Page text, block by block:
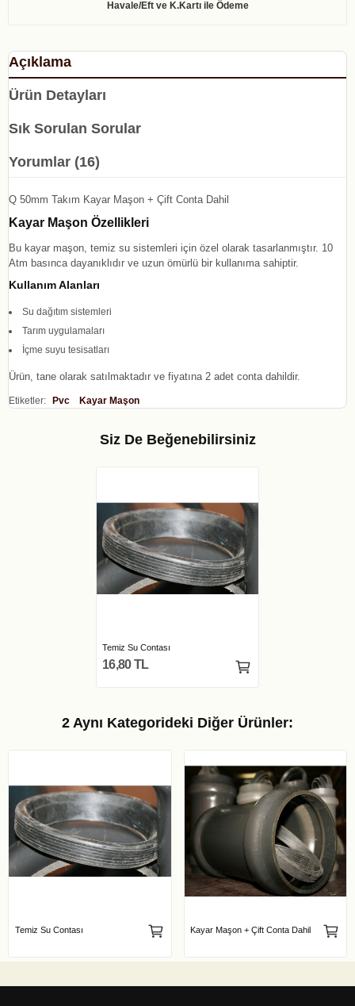
Açıklama
Ürün Detayları
Sık Sorulan Sorular
Yorumlar (16)
Q 50mm Takım Kayar Maşon + Çift Conta Dahil
Kayar Maşon Özellikleri
Bu kayar maşon, temiz su sistemleri için özel olarak tasarlanmıştır. 10
Atm basınca dayanıklıdır ve uzun ömürlü bir kullanıma sahiptir.
Kullanım Alanları
Su dağıtım sistemleri
Tarım uygulamaları
İçme suyu tesisatları
Ürün, tane olarak satılmaktadır ve fiyatına 2 adet conta dahildir.
Etiketler: Pvc Kayar Maşon
Siz De Beğenebilirsiniz
Temiz Su Contası
16,80 TL
2 Aynı Kategorideki Diğer Ürünler:
Temiz Su Contası Kayar Maşon + Çift Conta Dahil